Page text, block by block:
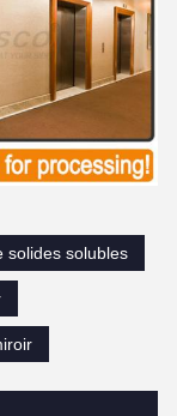
solides solubles